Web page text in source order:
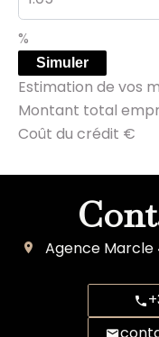
%
Simuler
Estimation de vos
Montant total
Coût du crédit €
Agence Marcle